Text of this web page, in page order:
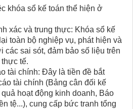
khóa sổ kế toán thể hiện ở
xác và trung thực: Khóa sổ kế
toàn bộ nghiệp vụ, phát hiện và
các sai sót, đảm bảo số liệu trên
tế.
tài chính: Đây là tiền đề bắt
tài chính (Bảng cân đối kế
hoạt động kinh doanh, Báo
tệ...), cung cấp bức tranh tổng